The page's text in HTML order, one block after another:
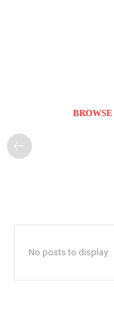
No posts to display